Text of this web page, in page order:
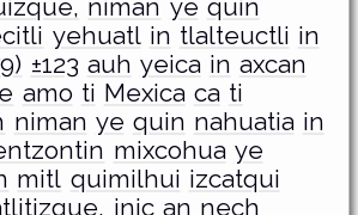
niman ye quin
yehuatl in tlalteuctli in
±123 auh yeica in axcan
amo ti Mexica ca ti
niman ye quin nahuatia in
mixcohua ye
mitl quimilhui izcatqui
inic an nech